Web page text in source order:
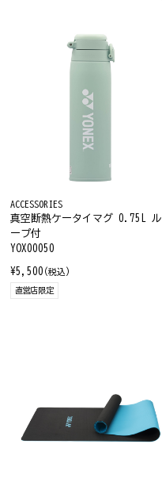
ACCESSORIES
真空断熱ケータイマグ 0.75L ル
ープ付
YOX00050
¥5,500 (税込)
直営店限定